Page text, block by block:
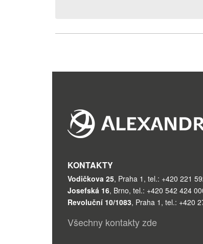
KONTAKTY
Vodičkova 25, Praha 1 , tel.: +420 221
Josefská 16, Brno, tel.: +420 542 424
Revoluční 10/1083, Praha 1 , tel.: +420
Všechny kontakty zde